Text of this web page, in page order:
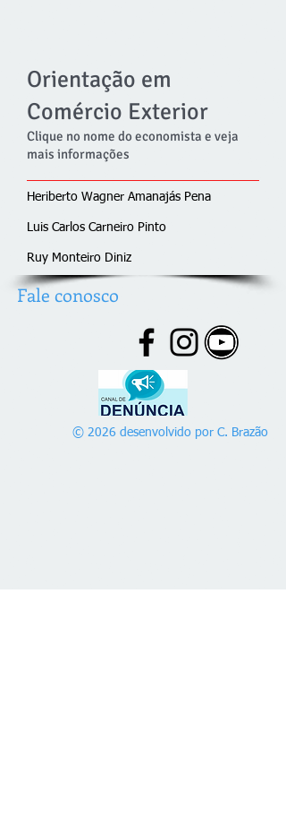
Orientação em
Comércio Exterior
Clique no nome do economista e veja
mais informações
Heriberto Wagner Amanajás Pena
Luis Carlos Carneiro Pinto
Ruy Monteiro Diniz
Fale conosco
© 2026 desenvolvido por C. Brazão